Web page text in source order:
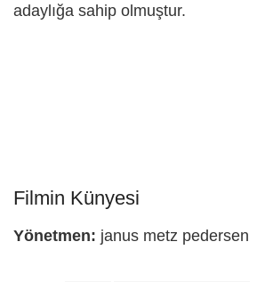
adaylığa sahip olmuştur.
Filmin Künyesi
Yönetmen: janus metz pedersen